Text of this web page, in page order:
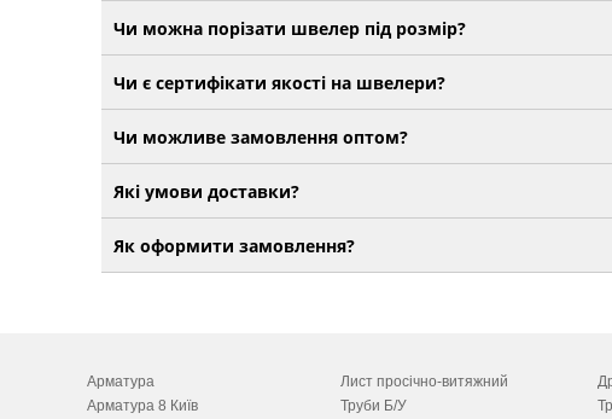
Чи можна порізати швелер під розмір?
Чи є сертифікати якості на швелери?
Чи можливе замовлення оптом?
Які умови доставки?
Як оформити замовлення?
Арматура
Арматура 8 Київ
Лист просічно-витяжний
Труби Б/У